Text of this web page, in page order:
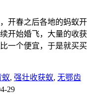
开春之后各地的蚂蚁开
开始婚飞，大量的收获
一个便宜，于是就买买
蚁, 强壮收获蚁, 无鄂齿
29